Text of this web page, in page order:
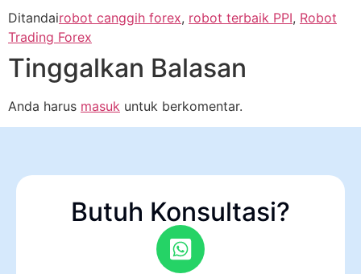
Ditandairobot canggih forex, robot terbaik PPI, Robot
Trading Forex
Tinggalkan Balasan
Anda harus masuk untuk berkomentar.
Butuh Konsultasi?